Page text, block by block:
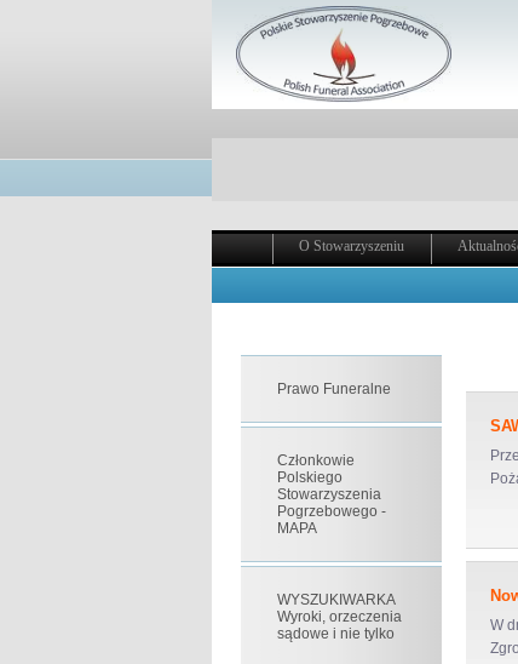
O Stowarzyszeniu
Prawo Funeralne
Członkowie
Polskiego
Stowarzyszenia
Pogrzebowego -
MAPA
WYSZUKIWARKA
Wyroki, orzeczenia
sądowe i nie tylko
W